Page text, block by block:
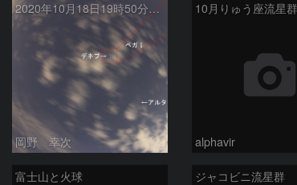
2020年10月18日19時50分の流星
岡野 幸次
10月りゅう座流星
alphavir
富士山と火球 ジャコビニ流星群